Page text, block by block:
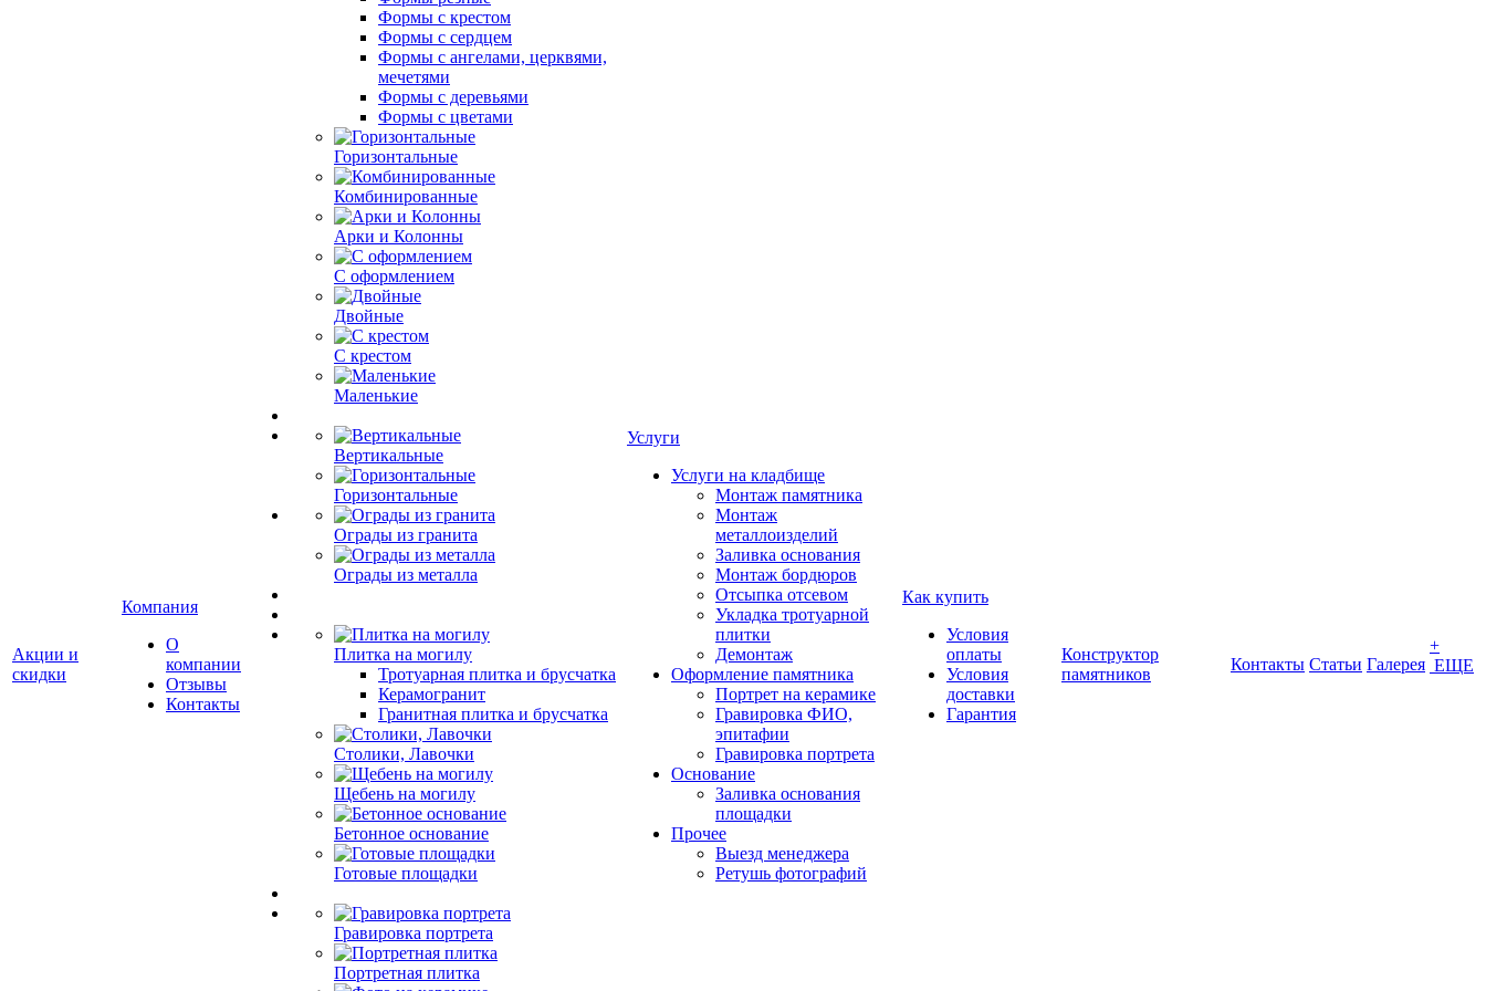
Акции и
скидки
Компания
О
компании
Отзывы
Контакты
Формы с крестом
Формы с сердцем
Формы с ангелами, церквями,
мечетями
Формы с деревьями
Формы с цветами
Горизонтальные
Комбинированные
Арки и Колонны
С оформлением
Двойные
С крестом
Маленькие
Вертикальные
Горизонтальные
Ограды из гранита
Ограды из металла
Плитка на могилу
Тротуарная плитка и брусчатка
Керамогранит
Гранитная плитка и брусчатка
Столики, Лавочки
Щебень на могилу
Бетонное основание
Готовые площадки
Гравировка портрета
Портретная плитка
Услуги
Услуги на кладбище
Монтаж памятника
Монтаж
металлоизделий
Заливка основания
Монтаж бордюров
Отсыпка отсевом
Укладка тротуарной
плитки
Демонтаж
Оформление памятника
Портрет на керамике
Гравировка ФИО,
эпитафии
Гравировка портрета
Основание
Заливка основания
площадки
Прочее
Выезд менеджера
Ретушь фотографий
Как купить
Условия
оплаты
Условия
доставки
Гарантия
Конструктор
памятников
Контакты Статьи Галерея
+
ЕЩЕ